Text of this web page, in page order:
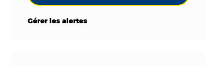
Gérer les alertes